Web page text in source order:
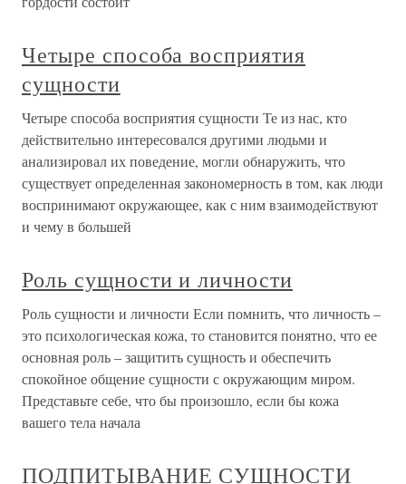
Четыре способа восприятия
сущности
Четыре способа восприятия сущности Те из нас, кто
действительно интересовался другими людьми и
анализировал их поведение, могли обнаружить, что
существует определенная закономерность в том, как люди
воспринимают окружающее, как с ним взаимодействуют
и чему в большей
Роль сущности и личности
Роль сущности и личности Если помнить, что личность –
это психологическая кожа, то становится понятно, что ее
основная роль – защитить сущность и обеспечить
спокойное общение сущности с окружающим миром.
Представьте себе, что бы произошло, если бы кожа
вашего тела начала
ПОДПИТЫВАНИЕ СУЩНОСТИ